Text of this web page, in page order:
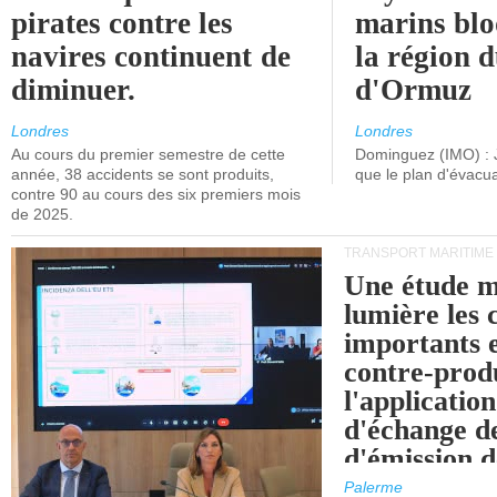
pirates contre les
navires continuent de
diminuer.
Londres
Au cours du premier semestre de cette
année, 38 accidents se sont produits,
contre 90 au cours des six premiers mois
de 2025.
marins
la région
d'Ormuz
Londres
Dominguez (IMO) :
que le plan
TRANSPORT MARITIME
Une étude
lumière les
importants
contre-
d'échange
d'émission
(SEQE-UE)
Palerme